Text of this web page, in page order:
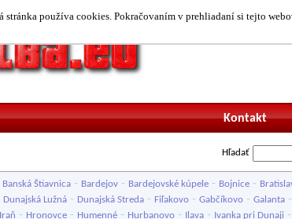
stránka používa cookies. Pokračovaním v prehliadaní si tejto
Kontakt
Hľadať
Banská Štiavnica - Bardejov - Bardejovské kúpele - Bojnice -
Dunajská Lužná - Dunajská Streda - Fiľakovo - Gabčíkovo - Galanta -
- Hronovce - Humenné - Hurbanovo - Ilava - Ivanka pri Dunaji -